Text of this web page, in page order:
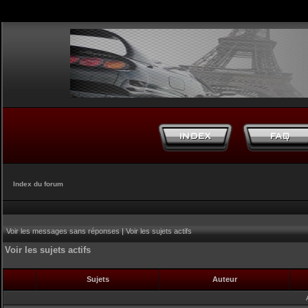
Index du forum
Voir les messages sans réponses|Voir les sujets actifs
Voir les sujets actifs
Sujets Auteur